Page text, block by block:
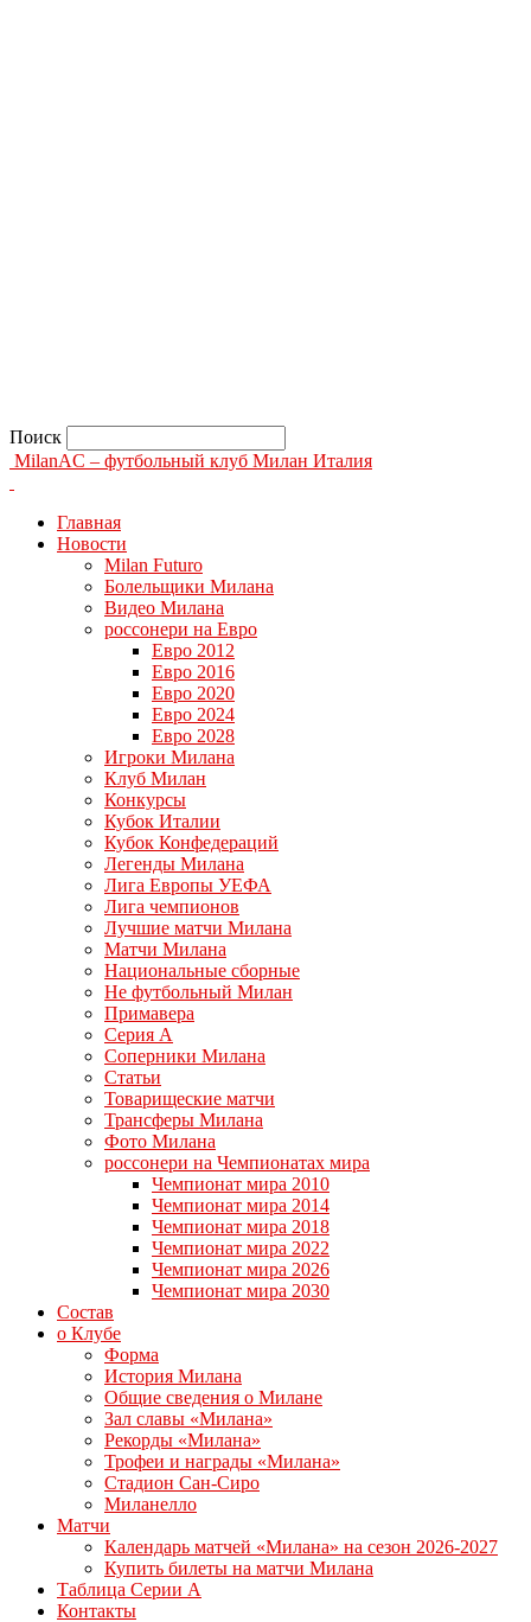
Поиск
MilanAC – футбольный клуб Милан Италия
Главная
Новости
Milan Futuro
Болельщики Милана
Видео Милана
россонери на Евро
Евро 2012
Евро 2016
Евро 2020
Евро 2024
Евро 2028
Игроки Милана
Клуб Милан
Конкурсы
Кубок Италии
Кубок Конфедераций
Легенды Милана
Лига Европы УЕФА
Лига чемпионов
Лучшие матчи Милана
Матчи Милана
Национальные сборные
Не футбольный Милан
Примавера
Серия А
Соперники Милана
Статьи
Товарищеские матчи
Трансферы Милана
Фото Милана
россонери на Чемпионатах мира
Чемпионат мира 2010
Чемпионат мира 2014
Чемпионат мира 2018
Чемпионат мира 2022
Чемпионат мира 2026
Чемпионат мира 2030
Состав
о Клубе
Форма
История Милана
Общие сведения о Милане
Зал славы «Милана»
Рекорды «Милана»
Трофеи и награды «Милана»
Стадион Сан-Сиро
Миланелло
Матчи
Календарь матчей «Милана» на сезон 2026-2027
Купить билеты на матчи Милана
Таблица Серии А
Контакты